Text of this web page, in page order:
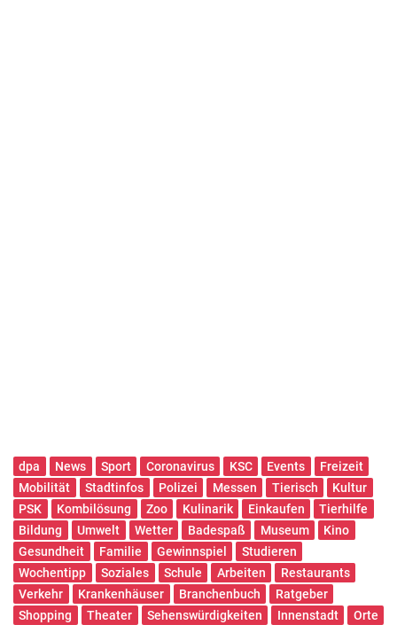
dpa News Sport Coronavirus KSC Events
Freizeit
Mobilität
Stadtinfos Polizei Messen Tierisch
Kultur
PSK
Kombilösung Zoo Kulinarik Einkaufen
Tierhilfe
Bildung
Umwelt Wetter Badespaß Museum
Kino
Gesundheit
Familie Gewinnspiel
Studieren
Wochentipp
Soziales Schule Arbeiten
Restaurants
Verkehr
Krankenhäuser Branchenbuch
Ratgeber
Shopping
Theater Sehenswürdigkeiten Innenstadt
Orte